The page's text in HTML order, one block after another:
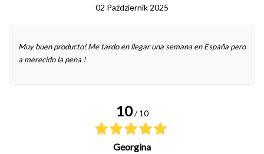
02 Październik 2025
Muy buen producto! Me tardo en llegar una semana en España pero
a merecido la pena !
10 / 10
Georgina